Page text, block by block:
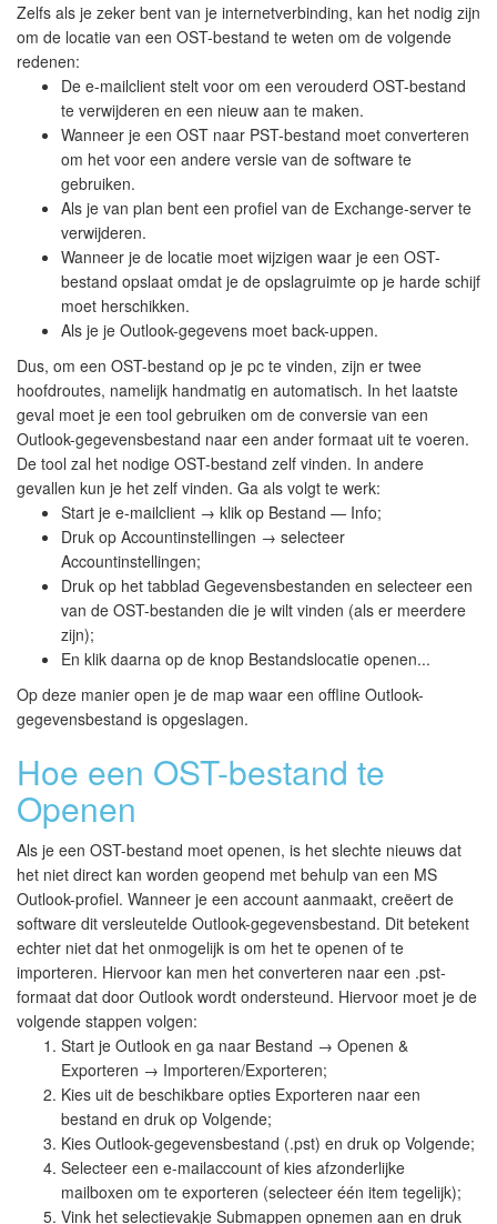
Zelfs als je zeker bent van je internetverbinding, kan het nodig zijn
om de locatie van een OST-bestand te weten om de volgende
redenen:
De e-mailclient stelt voor om een verouderd OST-bestand
te verwijderen en een nieuw aan te maken.
Wanneer je een OST naar PST-bestand moet converteren
om het voor een andere versie van de software te
gebruiken.
Als je van plan bent een profiel van de Exchange-server te
verwijderen.
Wanneer je de locatie moet wijzigen waar je een OST-
bestand opslaat omdat je de opslagruimte op je harde schijf
moet herschikken.
Als je je Outlook-gegevens moet back-uppen.
Dus, om een OST-bestand op je pc te vinden, zijn er twee
hoofdroutes, namelijk handmatig en automatisch. In het laatste
geval moet je een tool gebruiken om de conversie van een
Outlook-gegevensbestand naar een ander formaat uit te voeren.
De tool zal het nodige OST-bestand zelf vinden. In andere
gevallen kun je het zelf vinden. Ga als volgt te werk:
Start je e-mailclient → klik op Bestand — Info;
Druk op Accountinstellingen → selecteer
Accountinstellingen;
Druk op het tabblad Gegevensbestanden en selecteer een
van de OST-bestanden die je wilt vinden (als er meerdere
zijn);
En klik daarna op de knop Bestandslocatie openen...
Op deze manier open je de map waar een offline Outlook-
gegevensbestand is opgeslagen.
Hoe een OST-bestand te
Openen
Als je een OST-bestand moet openen, is het slechte nieuws dat
het niet direct kan worden geopend met behulp van een MS
Outlook-profiel. Wanneer je een account aanmaakt, creëert de
software dit versleutelde Outlook-gegevensbestand. Dit betekent
echter niet dat het onmogelijk is om het te openen of te
importeren. Hiervoor kan men het converteren naar een .pst-
formaat dat door Outlook wordt ondersteund. Hiervoor moet je de
volgende stappen volgen:
Start je Outlook en ga naar Bestand → Openen &
Exporteren → Importeren/Exporteren;
Kies uit de beschikbare opties Exporteren naar een
bestand en druk op Volgende;
Kies Outlook-gegevensbestand (.pst) en druk op Volgende;
Selecteer een e-mailaccount of kies afzonderlijke
mailboxen om te exporteren (selecteer één item tegelijk);
Vink het selectievakje Submappen opnemen aan en druk